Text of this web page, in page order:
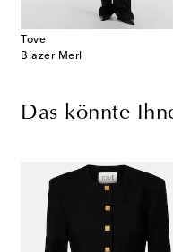
Tove
Blazer Merl
Das könnte